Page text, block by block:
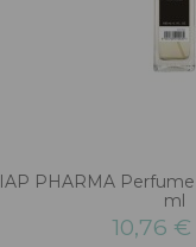
IAP PHARMA Perfume
ml
10,76